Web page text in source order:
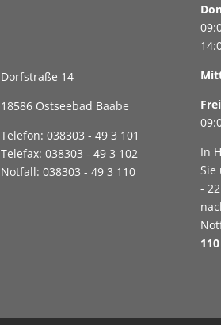
Dorfstraße 14
18586 Ostseebad Baabe
Telefon: 038303 - 49 3 101
Telefax: 038303 - 49 3 102
Notfall: 038303 - 49 3 110
In
Sie
-
110